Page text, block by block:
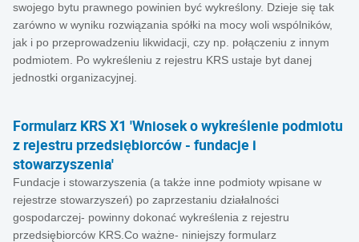
swojego bytu prawnego powinien być wykreślony. Dzieje się tak
zarówno w wyniku rozwiązania spółki na mocy woli wspólników,
jak i po przeprowadzeniu likwidacji, czy np. połączeniu z innym
podmiotem. Po wykreśleniu z rejestru KRS ustaje byt danej
jednostki organizacyjnej.
Formularz KRS X1 'Wniosek o wykreślenie podmiotu
z rejestru przedsiębiorców - fundacje i
stowarzyszenia'
Fundacje i stowarzyszenia (a także inne podmioty wpisane w
rejestrze stowarzyszeń) po zaprzestaniu działalności
gospodarczej- powinny dokonać wykreślenia z rejestru
przedsiębiorców KRS.Co ważne- niniejszy formularz